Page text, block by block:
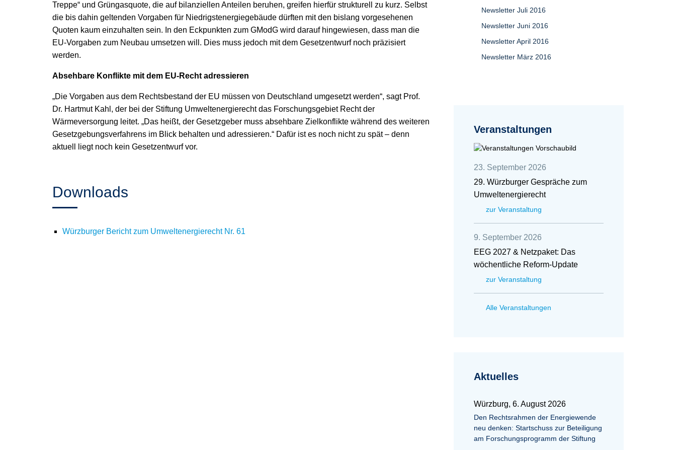
Treppe“ und Grüngasquote, die auf bilanziellen Anteilen beruhen, greifen hierfür strukturell zu kurz. Selbst
die bis dahin geltenden Vorgaben für Niedrigstenergiegebäude dürften mit den bislang vorgesehenen
Quoten kaum einzuhalten sein. In den Eckpunkten zum GModG wird darauf hingewiesen, dass man die
EU-Vorgaben zum Neubau umsetzen will. Dies muss jedoch mit dem Gesetzentwurf noch präzisiert
werden.
Absehbare Konflikte mit dem EU-Recht adressieren
„Die Vorgaben aus dem Rechtsbestand der EU müssen von Deutschland umgesetzt werden“, sagt Prof.
Dr. Hartmut Kahl, der bei der Stiftung Umweltenergierecht das Forschungsgebiet Recht der
Wärmeversorgung leitet. „Das heißt, der Gesetzgeber muss absehbare Zielkonflikte während des weiteren
Gesetzgebungsverfahrens im Blick behalten und adressieren.“ Dafür ist es noch nicht zu spät – denn
aktuell liegt noch kein Gesetzentwurf vor.
Downloads
Würzburger Bericht zum Umweltenergierecht Nr. 61
Newsletter Juli 2016
Newsletter Juni 2016
Newsletter April 2016
Newsletter März 2016
Veranstaltungen
23. September 2026
29. Würzburger Gespräche zum
Umweltenergierecht
zur Veranstaltung
9. September 2026
EEG 2027 & Netzpaket: Das
wöchentliche Reform-Update
zur Veranstaltung
Alle Veranstaltungen
Aktuelles
Würzburg, 6. August 2026
Den Rechtsrahmen der Energiewende
neu denken: Startschuss zur Beteiligung
am Forschungsprogramm der Stiftung